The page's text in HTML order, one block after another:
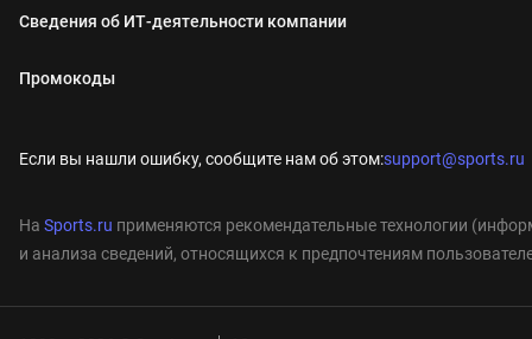
Сведения об ИТ‑деятельности компании
Промокоды
Если вы нашли ошибку, сообщите нам об этом:support@sports.ru
На Sports.ru применяются рекомендательные технологии
и анализа сведений, относящихся к предпочтениям